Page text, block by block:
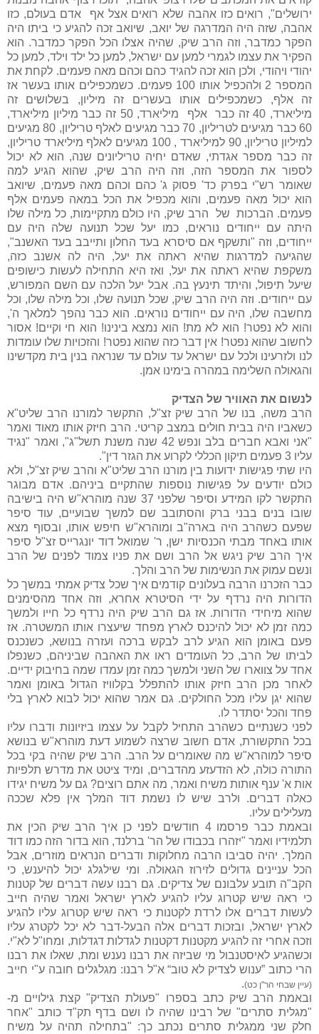
ירושלים", רואים כזו אהבה שלא רואים אצל אף אדם בעולם, כזו
אהבה, שזה היה המדרגה של יואב, שיואב זכה להגיע כי ביתו היה
הפקר כמדבר, וזה הרב שיק, שהיה אצלו הכל הפקר כמדבר. הוא
הפקיר את עצמו לגמרי למען עם ישראל, למען כל ילד וילד, למען כל
יהודי ויהודי, ולכן הוא זכה להגיד כהם וכהם מאה פעמים. לקחת את
המספר 2 ולהכפיל אותו 100 פעמים. כשמכפילים אותו בעשר אז
זה אלף, כשמכפילים אותו בעשרים זה מיליון, בשלושים זה
מיליארד, 40 זה כבר אלף מיליארד, 50 זה כבר מיליון מיליארד,
60 כבר מגיעים לטריליון, 70 כבר מגיעים לאלף טריליון, 80 מגיעים
למיליון טריליון, 90 למיליארד , 100 מגיעים לאלף מיליארד טריליון,
זה כבר מספר אגדתי, שאדם יחיה טריליונים שנה, הוא לא יכול
לספור את המספר הזה, וזה היה הרב שיק, שהוא הגיע למה
שאומר רש"י בפרק כד' פסוק ג' כהם וכהם מאה פעמים, שיואב
הוא יכול מאה פעמים, והוא מכפיל את הכל במאה פעמים אלף
פעמים. הברכות של הרב שיק, היו כולם מתקיימות, כל מילה שלו
היתה עם ייחודים נוראים, כמו יעל שכל תנועה שלה היה עם
ייחודים, וזה "ותשקף אם סיסרא בעד החלון ותייבב בעד האשנב",
שהגיעה למדרגות שהיא ראתה את יעל, היה לה אשנב כזה,
משקפת שהיא ראתה את יעל, ואז היא התחילה לעשות כישופים
שיעל תיפול, והיתד תינעץ בה. אבל יעל הלכה עם השם המפורש,
עם ייחודים. וזה היה הרב שיק, שכל תנועה שלו, וכל מילה שלו, וכל
מחשבה שלו, היה עם ייחודים נוראים. הוא כבר נהפך למלאך ה',
והוא לא נפטר! הוא לא מת! הוא נמצא בינינו! הוא חי וקיים! אסור
לחשוב שהוא נפטר! אין דבר כזה שהוא נפטר! והזכויות שלו עומדות
לנו ולזרעינו ולכל עם ישראל עד עולם עד שנראה בנין בית מקדשינו
והגאולה השלימה במהרה בימינו אמן.
לנשום את האוויר של הצדיק
הרב משה, בנו של הרב שיק זצ"ל, התקשר למורנו הרב שליט"א
כשאביו היה בבית חולים במצב קריטי. הרב חיזק אותו מאוד ואמר
"אני ואבא חברים בלב ונפש 42 שנה משנת תשל"ג", ואמר "נגיד
עליו 3 פעמים תיקון הכללי לקרוע את הגזר דין".
היו שתי פגישות ידועות בין מורנו הרב שליט"א והרב שיק זצ"ל, ולא
כולם יודעים על פגישות נוספות שהתקיים ביניהם. אדם מבוגר
התקשר לקו המידע וסיפר שלפני 37 שנה מוהרא"ש היה בישיבה
שובו בנים בבני ברק והסתובב שם למשך שבועיים, עוד סיפר
שפעם כשהרב היה בארה"ב ומוהרא"ש חיפש אותו, ובסוף מצא
אותו באחד מבתי הכנסיות ישן, ר' שמואל דוד יונגרייס זצ"ל סיפר
איך הרב שיק ניגש אל הרב ושם את פניו צמוד לפנים של הרב
ונשם עמוק את הנשימות של הרב והלך.
כבר הזכרנו הרבה בעלונים קודמים איך שכל צדיק אמתי במשך כל
הדורות היה נרדף על ידי הסיטרא אחרא, וזה אחד מהסימנים
שהוא מיחידי הדורות. אז גם הרב שיק היה נרדף כל חייו ולמשך
כמה זמן לא יכול להיכנס לארץ מפחד שיעצרו אותו המשטרה. אז
פעם באומן הוא הגיע לרב לבקש ברכה ועזרה בנושא, כשנכנס
לביתו של הרב, כל העומדים ראו את האהבה שביניהם, כשנפלו
אחד על צווארו של השני ולמשך כמה זמן עמדו שמה בחיבוק ידיים.
לאחר מכן הרב חיזק אותו להתפלל בקלוויז הגדול באומן ואמר
שהוא יגן עליו מכל החולקים. גם אמר שהוא יכול לבוא לארץ בלי
פחד והכל יסתדר לו.
לפני כשנתיים כשהרב התחיל לקבל על עצמו ביזיונות ודברו עליו
בכל התקשורת, אדם חשוב שרצה לשמוע דעת מוהרא"ש בנושא
סיפר למוהרא"ש מה שאומרים על הרב. הרב שיק שהיה בקי בכל
התורה כולה, לא הזדעזע מהדברים, ומיד ציטט את מדרש תלפיות
אות א' ענף אותות משיח ואמר, מה אתם רוצים? גם על משיח יגידו
כאלה דברים. ולרב שיש לו נשמת דוד המלך אין פלא שככה
מעלילים עליו.
ובאמת כבר פרסמו 4 חודשים לפני כן איך הרב שיק הכין את
תלמידיו ואמר "יזהרו בכבודו של הר' ברלנד, הוא בדור הזה כמו דוד
המלך. יהיה סביבו הרבה מחלוקות ודברים הנראים מוזרים, אבל
הכל עניינים גדולים לזירוז הגאולה. ומי שילגלג יכול להיענש, כי
הקב"ה תובע עלבונם של צדיקים. גם רבנו עשה דברים של קטנות
כי ראה שיש קטרוג עליו להגיע לארץ ישראל ואמר שהיה חייב
לעשות דברים אלו לרדת לקטנות כי ראה שיש קטרוג עליו להגיע
לארץ ישראל, ובזכות דברים אלה הבעל-דבר לא יכל לקטרג עליו
וזכה אחרי זה להגיע מקטנות דקטנות לגדלות דגדלות, ומחו"ל לא"י.
וכשהגיע לאיסטנבול מי שביזה את רבנו נענש ומת, שאלו את רבנו
הרי כתוב ”ענוש לצדיק לא טוב“ א"ל רבנו: מגלגלים חובה ע"י חייב
(עיין שבחי הר"ן כט).
ובאמת הרב שיק כתב בספרו "פעולת הצדיק" קצת גילויים מ-
"מגלית סתרים" של רבינו שהיה לו ושם בדף תק"ד כותב "אחר
חלק שני ממגלית סתרים נכתב כך: "בתחילה תהיה על משיח